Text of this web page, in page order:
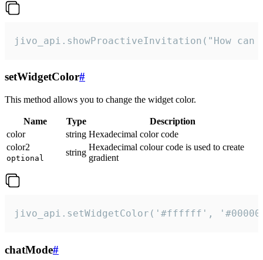
jivo_api.showProactiveInvitation("How
setWidgetColor#
This method allows you to change the widget color.
Name Type
Description
color
string Hexadecimal color code
color2
optional
string
Hexadecimal colour code is used to create
gradient
jivo_api.setWidgetColor('#ffffff',
chatMode#